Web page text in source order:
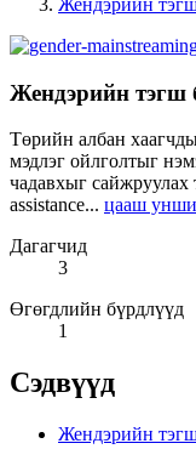
Жендэрийн
Жендэрийн тэгш
Төрийн албан
мэдлэг ойлголтыг
чадавхыг сайжруулах
assistance... цааш
Дагагчид
3
Өгөгдлийн бүрдлүүд
1
Сэдвүүд
Жендэрийн